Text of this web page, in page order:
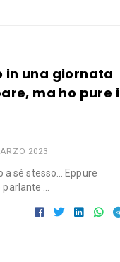
in una giornata
ma ho pure i
2023
a sé stesso… Eppure
…